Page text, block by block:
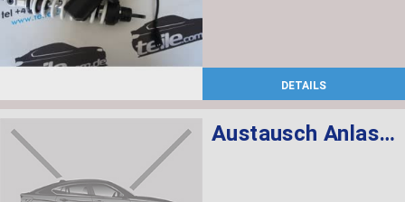
DETAILS
Austausch Anlasser